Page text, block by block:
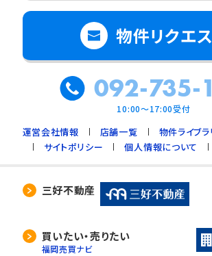
物件リクエ
092-735-
10:00～17:00受付
運営会社情報 店舗一覧
物件ライブラ
サイトポリシー
個人情報について
三好不動産
買いたい・売りたい
福岡売買ナビ